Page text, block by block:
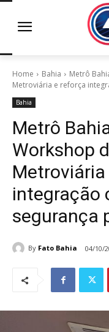
Home Bahia
Metrô
Metroviária e reforça
Bahia
Metrô
Workshop
integração
segurança
By Fato Bahia 04/10/